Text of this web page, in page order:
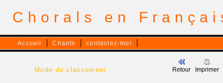
Chorals en
Accueil Chants contactez-moi
Mode de classement : Retour Imprimer